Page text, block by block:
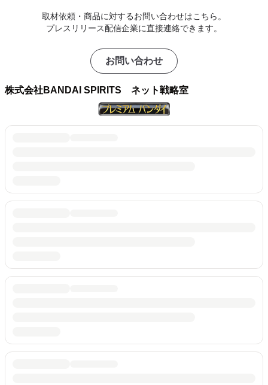
取材依頼・商品に対するお問い合わせはこちら。
プレスリリース配信企業に直接連絡できます。
お問い合わせ
株式会社BANDAI SPIRITS ネット戦略室